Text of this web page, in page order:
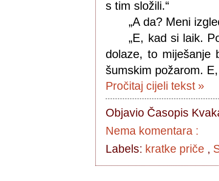
s tim složili.“
„A da? Meni
„E, kad si laik.
dolaze, to miješanje
šumskim požarom.
Pročitaj cijeli tekst »
Objavio Časopis
Nema komentara :
Labels: kratke priče ,